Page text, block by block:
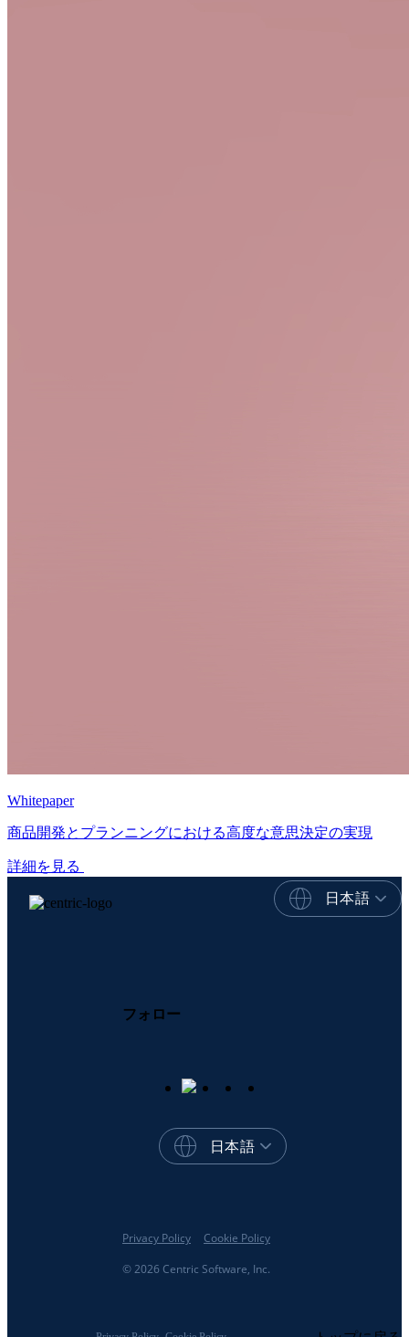
Whitepaper
商品開発とプランニングにおける高度な意思決定の実現
詳細を見る
日本語
フォロー
日本語
© 2026 Centric Software, Inc.
Privacy Policy Cookie Policy